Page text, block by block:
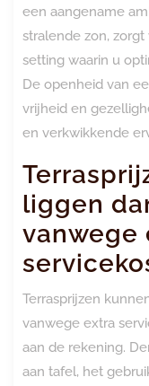
een aangename
stralende zon,
setting waarin u
De openheid van
vrijheid en
en verkwikkende
liggen
vanwege
Terrasprijzen
vanwege extra
aan de rekening.
aan tafel, het